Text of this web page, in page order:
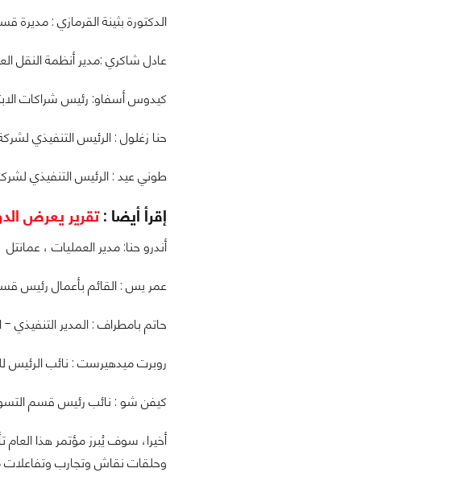
الدكتورة بثينة القرمازي : مديرة
عادل شاكري :مدير أنظمة النقل
كيدوس أسفاو: رئيس شراكات
حنا زغلول : الرئيس التنفيذي
طوني عيد : الرئيس التنفيذي
إقرأ أيضا :تقرير يعرض
أندرو حنا: مدير العمليات ، عمانتل
عمر يس : القائم بأعمال رئيس
حاتم بامطراف : المدير التنفيذي -
روبرت ميدهيرست : نائب الرئيس
كيفن شو : نائب رئيس قسم
أخيرا، سوف يُبرز مؤتمر هذا العام
وحلقات نقاش وتجارب وتفاعلات